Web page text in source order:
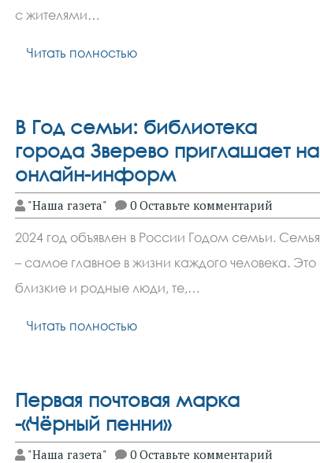
с жителями…
Читать полностью
В Год семьи: библиотека
города Зверево приглашает на
онлайн-информ
"Наша газета" 0 Оставьте комментарий
2024 год объявлен в России Годом семьи. Семья
– самое главное в жизни каждого человека. Это
близкие и родные люди, те,…
Читать полностью
Первая почтовая марка
-«Чёрный пенни»
"Наша газета" 0 Оставьте комментарий